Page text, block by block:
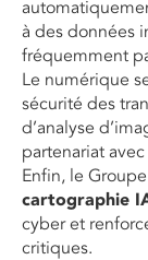
à des données
fréquemment
Le numérique
sécurité des
d’analyse
partenariat
Enfin, le
cartographie
cyber et
critiques.